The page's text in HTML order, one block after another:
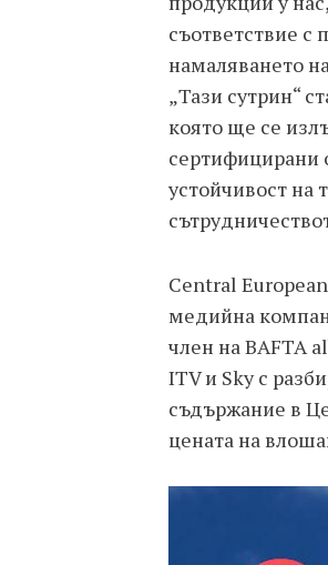
съответствие с
намаляването
„Тази сутрин“
която ще се
сертифицирани
устойчивост на
Central
медийна
член на BAFTA
ITV и Sky с
съдържание в
цената на